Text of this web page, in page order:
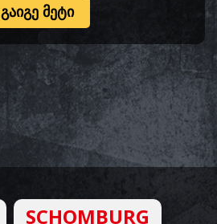
ᲒᲐᲘᲒᲔ ᲛᲔᲢᲘ
SCHOMBURG